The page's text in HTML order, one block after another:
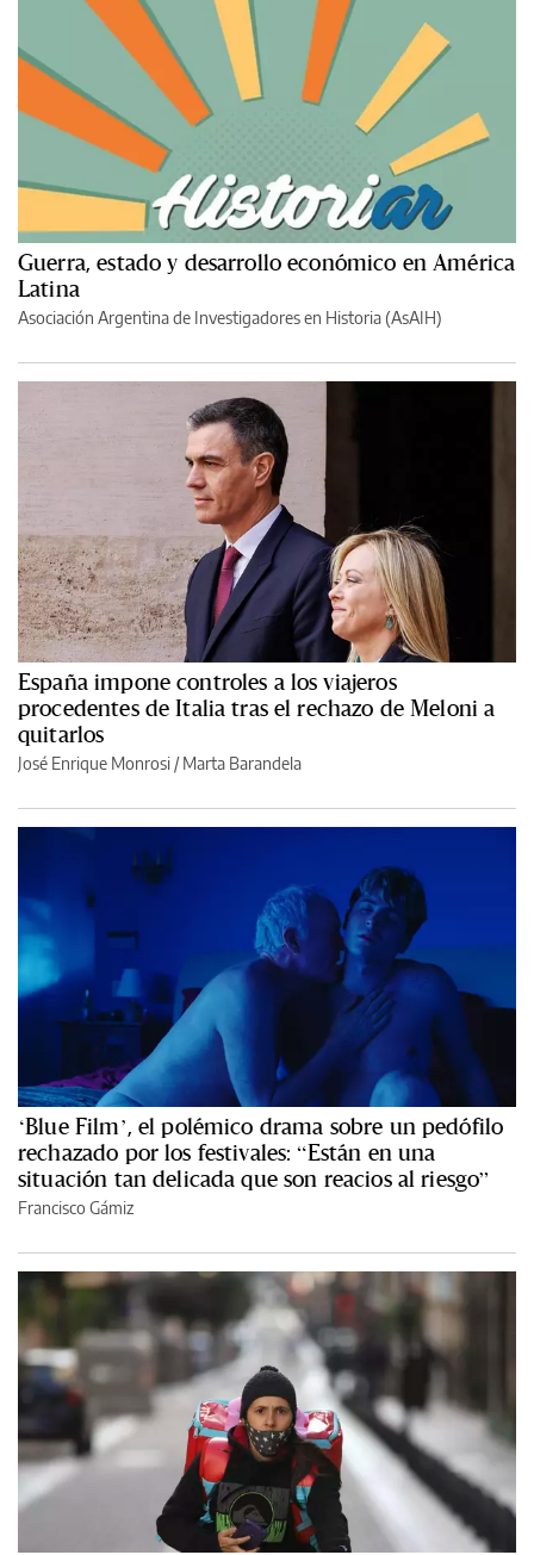
Guerra, estado y desarrollo económico en América
Latina
Asociación Argentina de Investigadores en Historia (AsAIH)
España impone controles a los viajeros
procedentes de Italia tras el rechazo de Meloni a
quitarlos
José Enrique Monrosi / Marta Barandela
‘Blue Film’, el polémico drama sobre un pedófilo
rechazado por los festivales: “Están en una
situación tan delicada que son reacios al riesgo”
Francisco Gámiz